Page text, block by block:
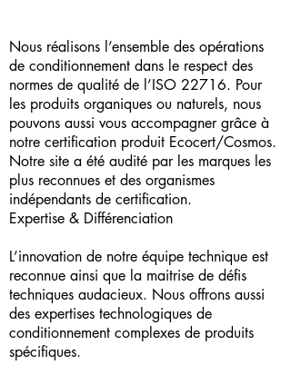
Nous réalisons l’ensemble des opérations
de conditionnement dans le respect des
normes de qualité de l’ISO 22716. Pour
les produits organiques ou naturels, nous
pouvons aussi vous accompagner grâce à
notre certification produit Ecocert/Cosmos.
Notre site a été audité par les marques les
plus reconnues et des organismes
indépendants de certification.
Expertise & Différenciation
L’innovation de notre équipe technique est
reconnue ainsi que la maitrise de défis
techniques audacieux. Nous offrons aussi
des expertises technologiques de
conditionnement complexes de produits
spécifiques.